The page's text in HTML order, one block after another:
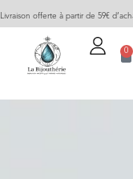
Livraison offerte à partir de 59€
0